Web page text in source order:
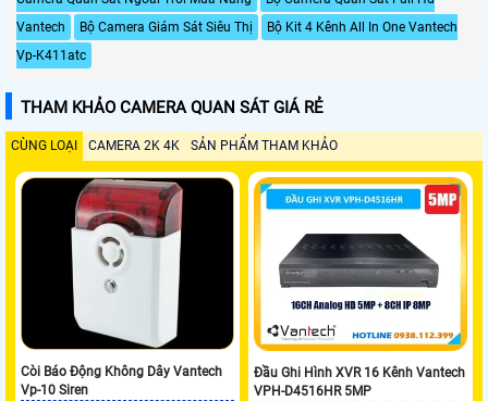
Vantech
Bộ Camera Giám Sát Siêu Thị
Bộ Kit 4 Kênh All In One Vantech
Vp-K411atc
THAM KHẢO CAMERA QUAN SÁT GIÁ RẺ
CÙNG LOẠI CAMERA 2K 4K SẢN PHẨM THAM KHẢO
Còi Báo Động Không Dây Vantech
Vp-10 Siren
Đầu Ghi Hình XVR 16 Kênh Vantech
VPH-D4516HR 5MP